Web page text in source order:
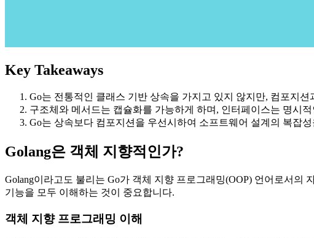
Key Takeaways
Go는 전통적인 클래스 기반 상속을 가지고 있지 않지만, 컴포지
구조체와 메서드는 캡슐화를 가능하게 하며, 인터페이스는 명시
Go는 상속보다 컴포지션을 우선시하여 소프트웨어 설계의 복잡
Golang은 객체 지향적인가?
Golang이라고도 불리는 Go가 객체 지향 프로그래밍(OOP) 언어로서
기능을 모두 이해하는 것이 중요합니다.
객체 지향 프로그래밍 이해